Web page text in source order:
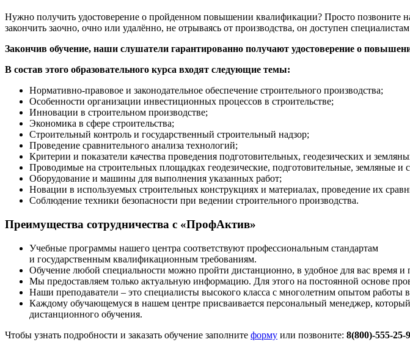
Нужно получить удостоверение о пройденном повышении квалификации? Просто позвоните
закончить заочно, очно или удалённо, не отрываясь от производства, он доступен
Закончив обучение, наши слушатели гарантированно получают удостоверение о
В состав этого образовательного курса входят следующие темы:
Нормативно-правовое и законодательное обеспечение строительного производства;
Особенности организации инвестиционных процессов в строительстве;
Инновации в строительном производстве;
Экономика в сфере строительства;
Строительный контроль и государственный строительный надзор;
Проведение сравнительного анализа технологий;
Критерии и показатели качества проведения подготовительных, геодезических и
Проводимые на строительных площадках геодезические, подготовительные, земляные и
Оборудование и машины для выполнения указанных работ;
Новации в используемых строительных конструкциях и материалах, проведение их
Соблюдение техники безопасности при ведении строительного производства.
Преимущества сотрудничества с «ПрофАктив»
Учебные программы нашего центра соответствуют профессиональным стандартам
и государственным квалификационным требованиям.
Обучение любой специальности можно пройти дистанционно, в удобное для вас время и
Мы предоставляем только актуальную информацию. Для этого на постоянной основе
Наши преподаватели – это специалисты высокого класса с многолетним опытом работы
Каждому обучающемуся в нашем центре присваивается персональный менеджер,
дистанционного обучения.
Чтобы узнать подробности и заказать обучение заполните форму или позвоните: 8(800)-555-25-